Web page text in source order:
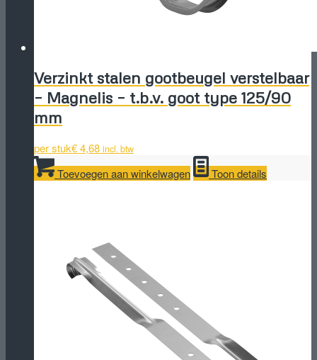
Verzinkt stalen gootbeugel verstelbaar
– Magnelis – t.b.v. goot type 125/90
mm
per stuk€4,68 incl. btw
Toevoegen aan winkelwagen Toon details